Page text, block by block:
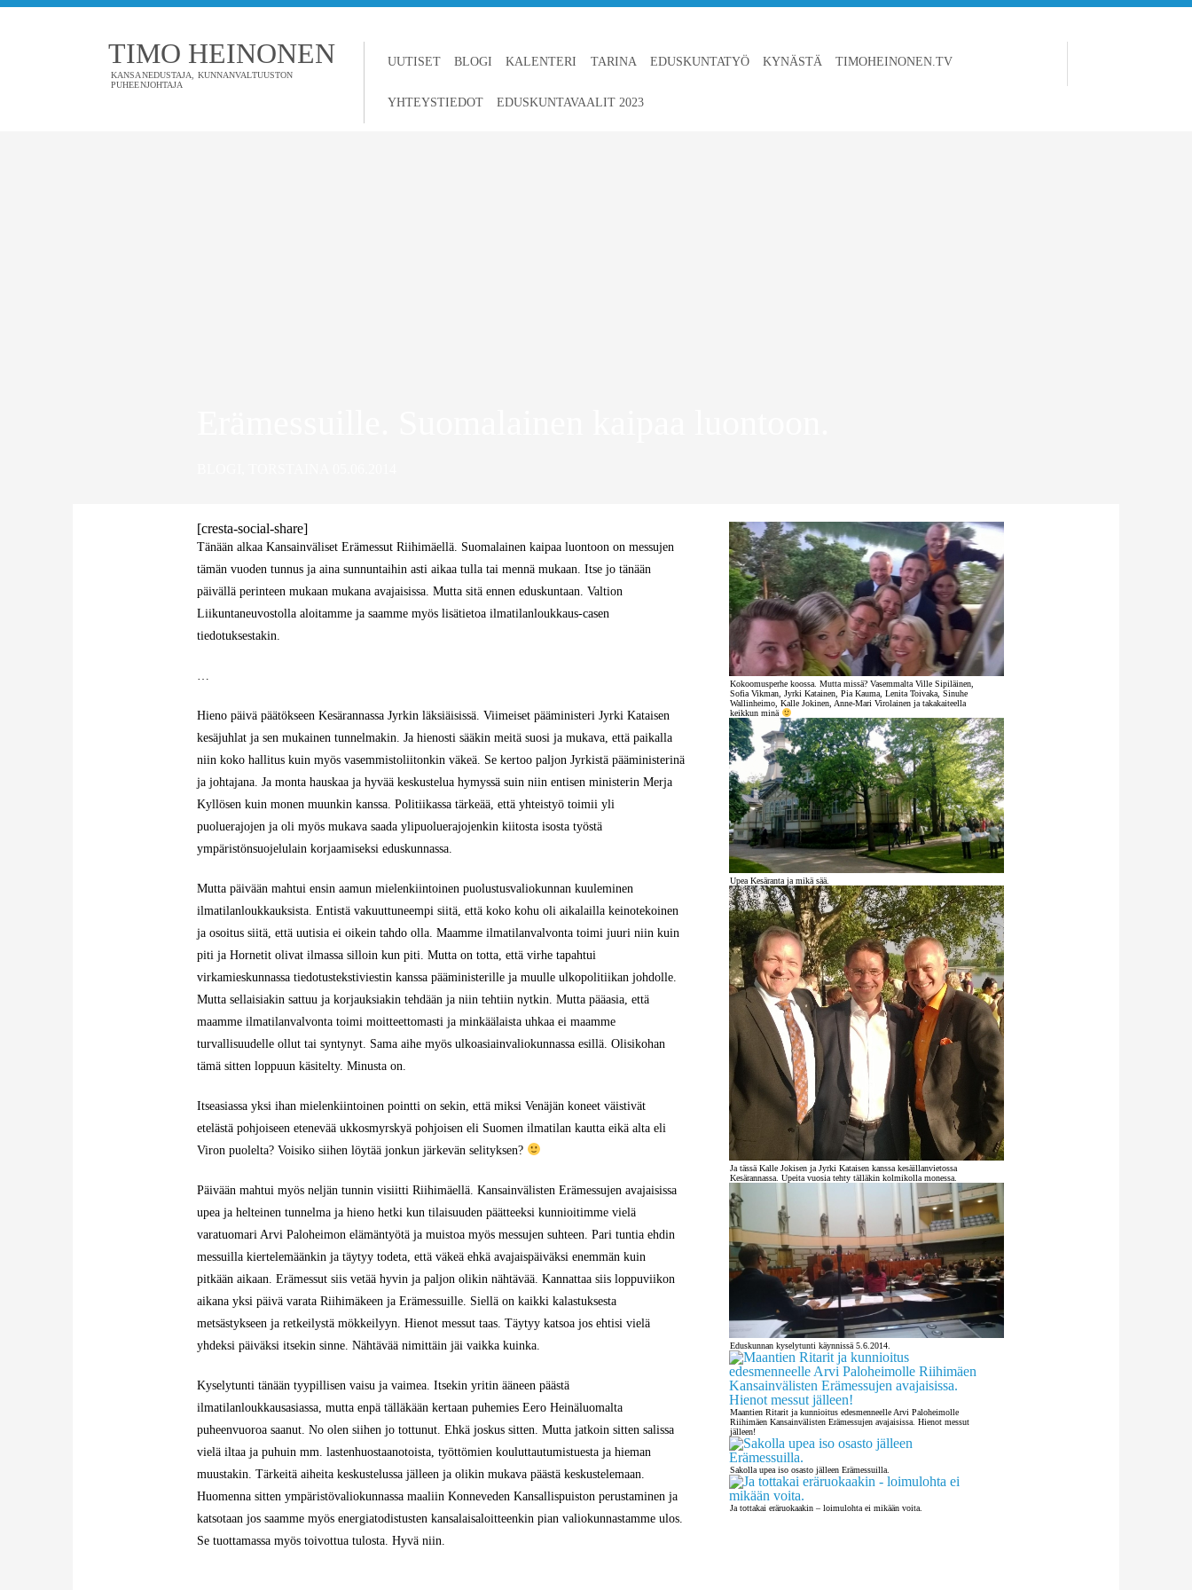
TIMO HEINONEN
KANSANEDUSTAJA, KUNNANVALTUUSTON
PUHEENJOHTAJA
UUTISET BLOGI KALENTERI TARINA EDUSKUNTATYÖ KYNÄSTÄ TIMOHEINONEN.TV
YHTEYSTIEDOT EDUSKUNTAVAALIT 2023
[cresta-social-share]
Kokoomusperhe koossa. Mutta missä? Vasemmalta Ville Sipiläinen,
Sofia Vikman, Jyrki Katainen, Pia Kauma, Lenita Toivaka, Sinuhe
Wallinheimo, Kalle Jokinen, Anne-Mari Virolainen ja takakaiteella
keikkun minä
Upea Kesäranta ja mikä sää.
Ja tässä Kalle Jokisen ja Jyrki Kataisen kanssa kesäillanvietossa
Kesärannassa. Upeita vuosia tehty tälläkin kolmikolla monessa.
Eduskunnan kyselytunti käynnissä 5.6.2014.
Maantien Ritarit ja kunnioitus edesmenneelle Arvi Paloheimolle
Riihimäen Kansainvälisten Erämessujen avajaisissa. Hienot messut
jälleen!
Sakolla upea iso osasto jälleen Erämessuilla.
Ja tottakai eräruokaakin – loimulohta ei mikään voita.
Tänään alkaa Kansainväliset Erämessut Riihimäellä. Suomalainen kaipaa luontoon on messujen
tämän vuoden tunnus ja aina sunnuntaihin asti aikaa tulla tai mennä mukaan. Itse jo tänään
päivällä perinteen mukaan mukana avajaisissa. Mutta sitä ennen eduskuntaan. Valtion
Liikuntaneuvostolla aloitamme ja saamme myös lisätietoa ilmatilanloukkaus-casen
tiedotuksestakin.
…
Hieno päivä päätökseen Kesärannassa Jyrkin läksiäisissä. Viimeiset pääministeri Jyrki Kataisen
kesäjuhlat ja sen mukainen tunnelmakin. Ja hienosti sääkin meitä suosi ja mukava, että paikalla
niin koko hallitus kuin myös vasemmistoliitonkin väkeä. Se kertoo paljon Jyrkistä pääministerinä
ja johtajana. Ja monta hauskaa ja hyvää keskustelua hymyssä suin niin entisen ministerin Merja
Kyllösen kuin monen muunkin kanssa. Politiikassa tärkeää, että yhteistyö toimii yli
puoluerajojen ja oli myös mukava saada ylipuoluerajojenkin kiitosta isosta työstä
ympäristönsuojelulain korjaamiseksi eduskunnassa.
Mutta päivään mahtui ensin aamun mielenkiintoinen puolustusvaliokunnan kuuleminen
ilmatilanloukkauksista. Entistä vakuuttuneempi siitä, että koko kohu oli aikalailla keinotekoinen
ja osoitus siitä, että uutisia ei oikein tahdo olla. Maamme ilmatilanvalvonta toimi juuri niin kuin
piti ja Hornetit olivat ilmassa silloin kun piti. Mutta on totta, että virhe tapahtui
virkamieskunnassa tiedotustekstiviestin kanssa pääministerille ja muulle ulkopolitiikan johdolle.
Mutta sellaisiakin sattuu ja korjauksiakin tehdään ja niin tehtiin nytkin. Mutta pääasia, että
maamme ilmatilanvalvonta toimi moitteettomasti ja minkäälaista uhkaa ei maamme
turvallisuudelle ollut tai syntynyt. Sama aihe myös ulkoasiainvaliokunnassa esillä. Olisikohan
tämä sitten loppuun käsitelty. Minusta on.
Itseasiassa yksi ihan mielenkiintoinen pointti on sekin, että miksi Venäjän koneet väistivät
etelästä pohjoiseen etenevää ukkosmyrskyä pohjoisen eli Suomen ilmatilan kautta eikä alta eli
Viron puolelta? Voisiko siihen löytää jonkun järkevän selityksen?
Päivään mahtui myös neljän tunnin visiitti Riihimäellä. Kansainvälisten Erämessujen avajaisissa
upea ja helteinen tunnelma ja hieno hetki kun tilaisuuden päätteeksi kunnioitimme vielä
varatuomari Arvi Paloheimon elämäntyötä ja muistoa myös messujen suhteen. Pari tuntia ehdin
messuilla kiertelemäänkin ja täytyy todeta, että väkeä ehkä avajaispäiväksi enemmän kuin
pitkään aikaan. Erämessut siis vetää hyvin ja paljon olikin nähtävää. Kannattaa siis loppuviikon
aikana yksi päivä varata Riihimäkeen ja Erämessuille. Siellä on kaikki kalastuksesta
metsästykseen ja retkeilystä mökkeilyyn. Hienot messut taas. Täytyy katsoa jos ehtisi vielä
yhdeksi päiväksi itsekin sinne. Nähtävää nimittäin jäi vaikka kuinka.
Kyselytunti tänään tyypillisen vaisu ja vaimea. Itsekin yritin ääneen päästä
ilmatilanloukkausasiassa, mutta enpä tälläkään kertaan puhemies Eero Heinäluomalta
puheenvuoroa saanut. No olen siihen jo tottunut. Ehkä joskus sitten. Mutta jatkoin sitten salissa
vielä iltaa ja puhuin mm. lastenhuostaanotoista, työttömien kouluttautumistuesta ja hieman
muustakin. Tärkeitä aiheita keskustelussa jälleen ja olikin mukava päästä keskustelemaan.
Huomenna sitten ympäristövaliokunnassa maaliin Konneveden Kansallispuiston perustaminen ja
katsotaan jos saamme myös energiatodistusten kansalaisaloitteenkin pian valiokunnastamme ulos.
Se tuottamassa myös toivottua tulosta. Hyvä niin.